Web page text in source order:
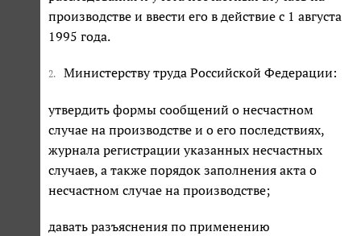
производстве и ввести его в действие с 1 августа
1995 года.
2. Министерству труда Российской Федерации:
утвердить формы сообщений о несчастном
случае на производстве и о его последствиях,
журнала регистрации указанных несчастных
случаев, а также порядок заполнения акта о
несчастном случае на производстве;
давать разъяснения по применению